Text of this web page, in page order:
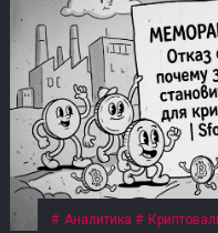
Аналитика